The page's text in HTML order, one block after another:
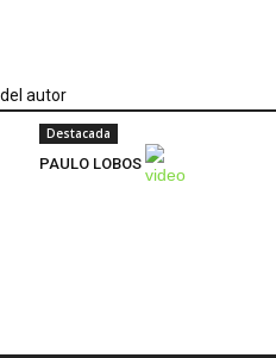
autor
Destacada
PAULO LOBOS